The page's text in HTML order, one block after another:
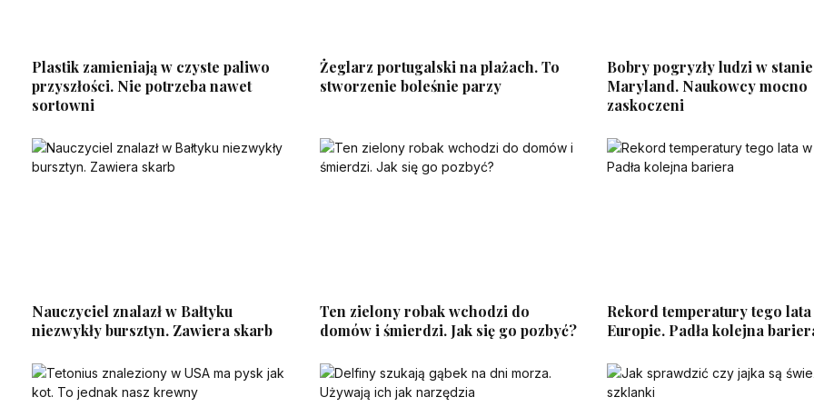
Plastik zamieniają w czyste paliwo
przyszłości. Nie potrzeba nawet
sortowni
Żeglarz portugalski na plażach. To
stworzenie boleśnie parzy
Bobry pogryzły ludzi w stanie
Maryland. Naukowcy mocno
zaskoczeni
Nauczyciel znalazł w Bałtyku
niezwykły bursztyn. Zawiera skarb
Ten zielony robak wchodzi do
domów i śmierdzi. Jak się go pozbyć?
Rekord temperatury tego
Europie. Padła kolejna